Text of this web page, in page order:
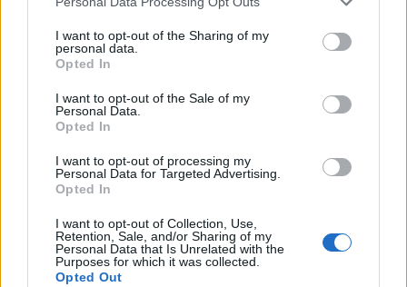
I want to opt-out of the Sharing of my
personal data.
Opted In
I want to opt-out of the Sale of my
Personal Data.
Opted In
I want to opt-out of processing my
Personal Data for Targeted Advertising.
Opted In
I want to opt-out of Collection, Use,
Retention, Sale, and/or Sharing of my
Personal Data that Is Unrelated with the
Purposes for which it was collected.
Opted Out
Superstrada Rimini – San Marino SS72
(per circa 22 km dall’uscita
autostradale). Autostrada A14 Bologna
– Ancona, uscita Rimini Nord – SP
“Marecchiese” n° 258
IN TRENO: si arriva alla stazione
ferroviaria di Rimini poi si continua in
autobus
IN AUTOBUS: collegamenti attraverso